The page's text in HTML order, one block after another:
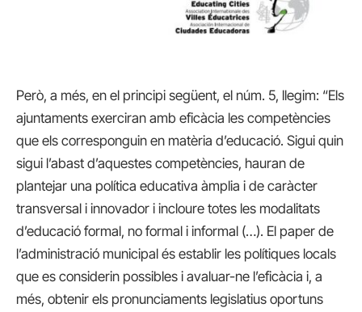
Però, a més, en el principi següent, el núm. 5, llegim: “Els
ajuntaments exerciran amb eficàcia les competències
que els corresponguin en matèria d’educació. Sigui quin
sigui l’abast d’aquestes competències, hauran de
plantejar una política educativa àmplia i de caràcter
transversal i innovador i incloure totes les modalitats
d’educació formal, no formal i informal (…). El paper de
l’administració municipal és establir les polítiques locals
que es considerin possibles i avaluar-ne l’eficàcia i, a
més, obtenir els pronunciaments legislatius oportuns